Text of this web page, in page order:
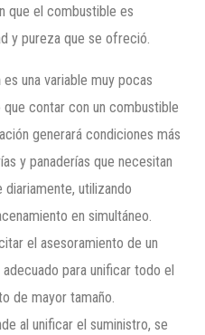
que el combustible es
y pureza que se ofreció.
es una variable muy pocas
contar con un combustible
generará condiciones más
y panaderías que necesitan
utilizando
en simultáneo.
el asesoramiento de un
para unificar todo el
de mayor tamaño.
al unificar el suministro, se